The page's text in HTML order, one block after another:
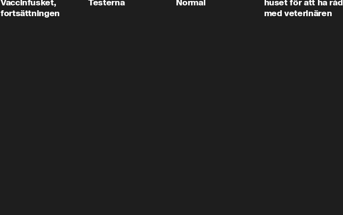
Vaccinfusket,
fortsättningen
Testerna
Normal
huset för att ha råd
med veterinären